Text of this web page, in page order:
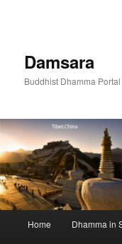
Damsara
Buddhist Dhamma Portal
Home Dhamma in